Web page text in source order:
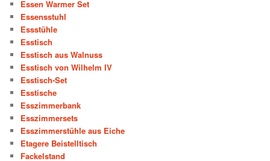
Essen Warmer Set
Essensstuhl
Essstühle
Esstisch
Esstisch aus Walnuss
Esstisch von Wilhelm IV
Esstisch-Set
Esstische
Esszimmerbank
Esszimmersets
Esszimmerstühle aus Eiche
Etagere Beistelltisch
Fackelstand